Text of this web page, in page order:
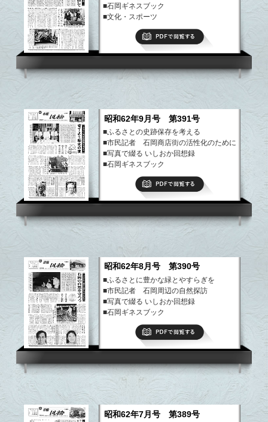
■石岡ギネスブック
■文化・スポーツ
■まちのできごと
昭和62年9月号 第391号
■ふるさとの史跡保存を考える
■市民記者 石岡商店街の活性化のために
■写真で綴る いしおか回想録
■石岡ギネスブック
■市の財政状況
■まちのできごと
昭和62年8月号 第390号
■ふるさとに豊かな緑とやすらぎを
■市民記者 石岡周辺の自然探訪
■写真で綴る いしおか回想録
■石岡ギネスブック
■まちのできごと
PDFで閲覧する
昭和62年7月号 第389号